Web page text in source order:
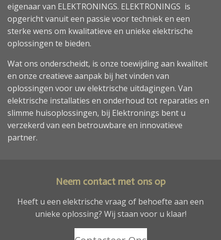
eigenaar van ELEKTRONINGS. ELEKTRONINGS is
opgericht vanuit een passie voor techniek en een
sterke wens om kwalitatieve en unieke elektrische
oplossingen te bieden.
Wat ons onderscheidt, is onze toewijding aan kwaliteit
en onze creatieve aanpak bij het vinden van
oplossingen voor uw elektrische uitdagingen. Van
elektrische installaties en onderhoud tot reparaties en
slimme huisoplossingen, bij Elektronings bent u
verzekerd van een betrouwbare en innovatieve
partner.
Neem contact met ons op
Heeft u een elektrische vraag of behoefte aan een
unieke oplossing? Wij staan voor u klaar!